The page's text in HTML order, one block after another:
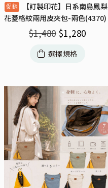
【訂製印花】日系南島鳳梨
花菱格紋兩用皮夾包-兩色(4370)
$1,480 $1,280
選擇規格